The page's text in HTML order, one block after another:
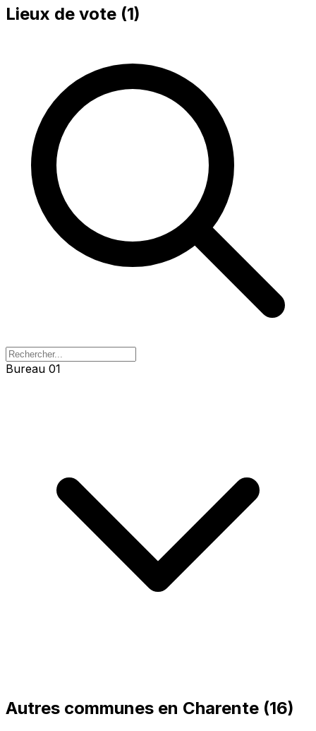
Lieux de vote (1)
Bureau 01
Autres communes en Charente (16)